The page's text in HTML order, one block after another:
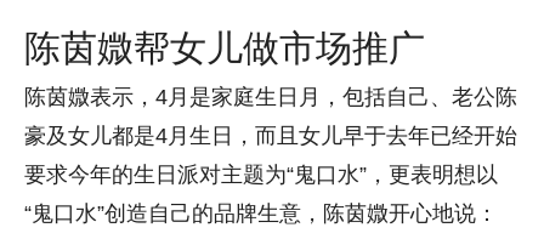
陈茵媺帮女儿做市场推广
陈茵媺表示，4月是家庭生日月，包括自己、老公陈
豪及女儿都是4月生日，而且女儿早于去年已经开始
要求今年的生日派对主题为“鬼口水”，更表明想以
“鬼口水”创造自己的品牌生意，陈茵媺开心地说：